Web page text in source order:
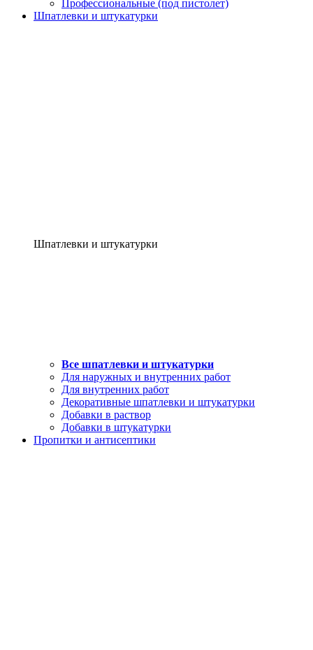
Профессиональные (под пистолет)
Шпатлевки и штукатурки
Шпатлевки и штукатурки
Все шпатлевки и штукатурки
Для наружных и внутренних работ
Для внутренних работ
Декоративные шпатлевки и штукатурки
Добавки в раствор
Добавки в штукатурки
Пропитки и антисептики